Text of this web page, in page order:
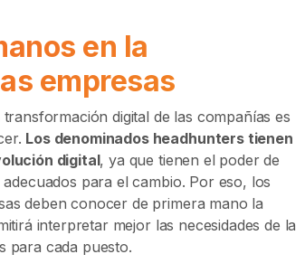
en la
empresas
digital de las compañías es
Los denominados headhunters tienen
digital, ya que tienen el poder de
para el cambio. Por eso, los
deben conocer de primera mano la
interpretar mejor las necesidades de la
para cada puesto.